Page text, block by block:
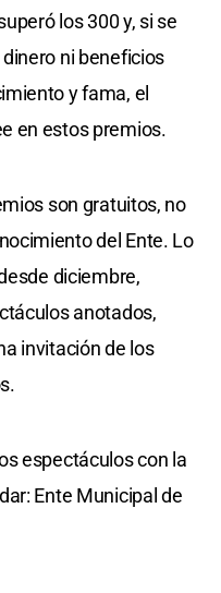
los 300 y, si se
ni beneficios
y fama, el
en estos premios.
son gratuitos, no
del Ente. Lo
diciembre,
anotados,
invitación de los
espectáculos con la
Ente Municipal de